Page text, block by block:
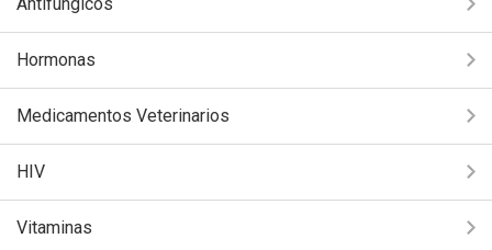
Hormonas
Medicamentos Veterinarios
HIV
Vitaminas